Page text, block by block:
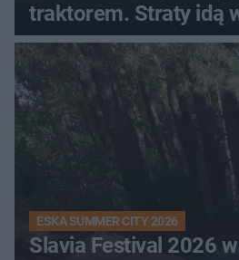
traktorem. Straty idą
ESKA SUMMER CITY 2026
Slavia Festival 2026